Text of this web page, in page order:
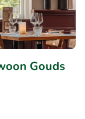
Gouds